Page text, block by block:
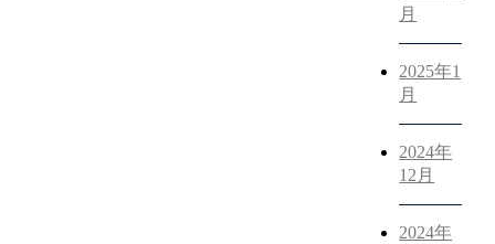
月
2025年1
月
2024年
12月
2024年